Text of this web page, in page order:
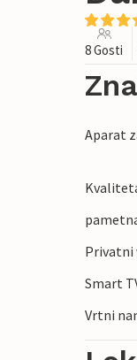
8 Gosti
Aparat
Privatni
Smart
Vrtni